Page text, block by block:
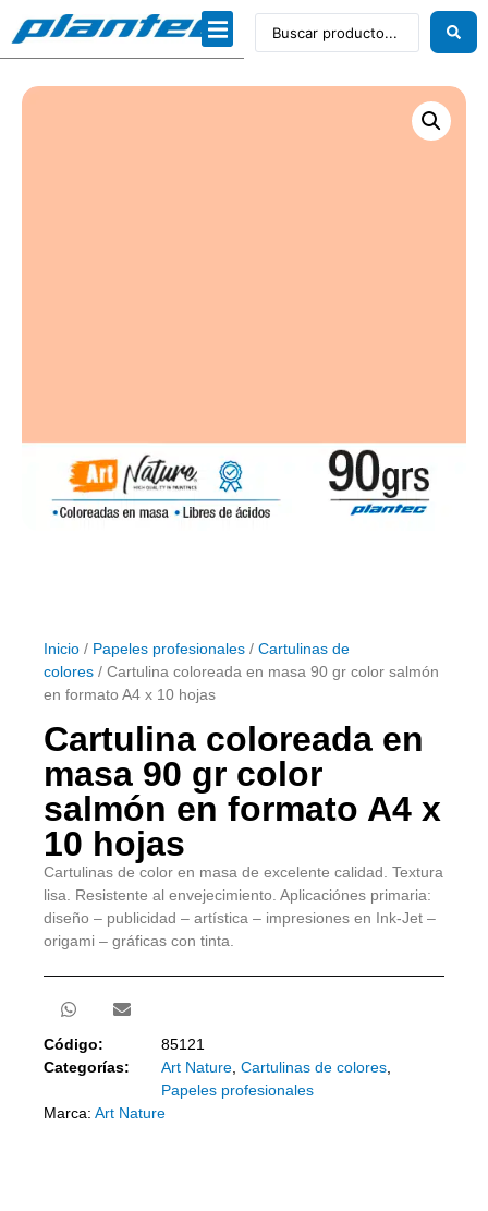
Inicio / Papeles profesionales / Cartulinas de
colores / Cartulina coloreada en masa 90 gr color salmón
en formato A4 x 10 hojas
Cartulina coloreada en
masa 90 gr color
salmón en formato A4 x
10 hojas
Cartulinas de color en masa de excelente calidad. Textura
lisa. Resistente al envejecimiento. Aplicaciónes primaria:
diseño – publicidad – artística – impresiones en Ink-Jet –
origami – gráficas con tinta.
Código:
85121
Categorías:
Art Nature, Cartulinas de colores,
Papeles profesionales
Marca: Art Nature